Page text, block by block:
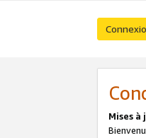
Mises à